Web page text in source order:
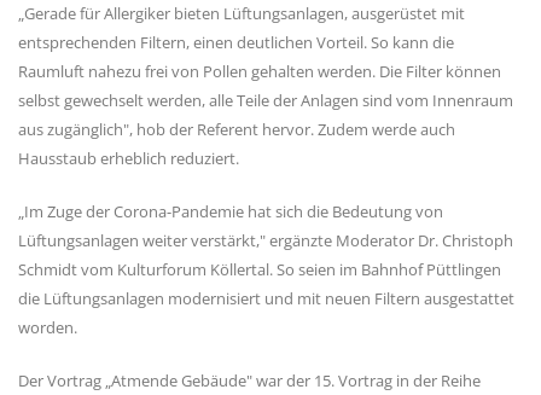
„Gerade für Allergiker bieten Lüftungsanlagen, ausgerüstet mit
entsprechenden Filtern, einen deutlichen Vorteil. So kann die
Raumluft nahezu frei von Pollen gehalten werden. Die Filter können
selbst gewechselt werden, alle Teile der Anlagen sind vom Innenraum
aus zugänglich", hob der Referent hervor. Zudem werde auch
Hausstaub erheblich reduziert.
„Im Zuge der Corona-Pandemie hat sich die Bedeutung von
Lüftungsanlagen weiter verstärkt," ergänzte Moderator Dr. Christoph
Schmidt vom Kulturforum Köllertal. So seien im Bahnhof Püttlingen
die Lüftungsanlagen modernisiert und mit neuen Filtern ausgestattet
worden.
Der Vortrag „Atmende Gebäude" war der 15. Vortrag in der Reihe